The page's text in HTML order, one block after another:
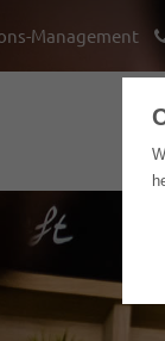
Management